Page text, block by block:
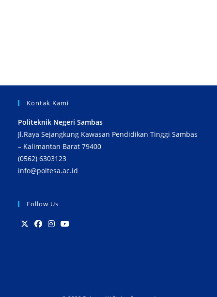
Kontak Kami
Politeknik Negeri Sambas
Jl.Raya Sejangkung Kawasan Pendidikan Tinggi Sambas
– Kalimantan Barat 79400
(0562) 6303123
info@poltesa.ac.id
Follow Us